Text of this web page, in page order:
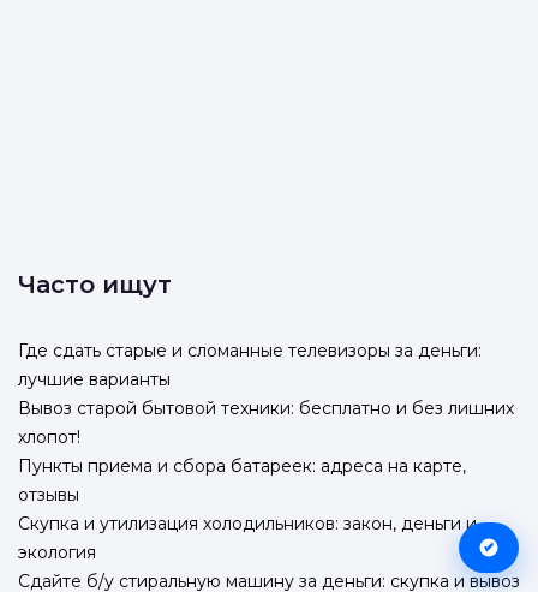
Часто ищут
Где сдать старые и сломанные телевизоры за деньги:
лучшие варианты
Вывоз старой бытовой техники: бесплатно и без лишних
хлопот!
Пункты приема и сбора батареек: адреса на карте,
отзывы
Скупка и утилизация холодильников: закон, деньги и
экология
Сдайте б/у стиральную машину за деньги: скупка и вывоз